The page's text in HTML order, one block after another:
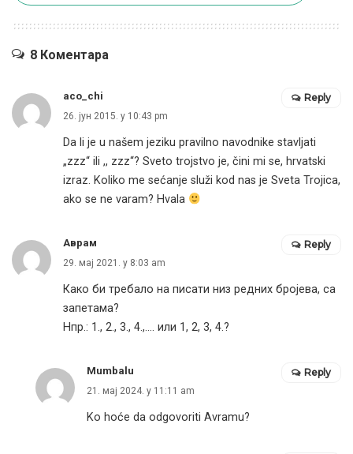
8 Коментара
aco_chi
26. јун 2015. у 10:43 pm
Da li je u našem jeziku pravilno navodnike stavljati
„zzz“ ili ,, zzz“? Sveto trojstvo je, čini mi se, hrvatski
izraz. Koliko me sećanje služi kod nas je Sveta Trojica,
ako se ne varam? Hvala
Reply
Аврам
29. мај 2021. у 8:03 am
Како би требало на писати низ редних бројева, са
запетама?
Нпр.: 1., 2., 3., 4.,…. или 1, 2, 3, 4.?
Reply
Mumbalu
21. мај 2024. у 11:11 am
Ko hoće da odgovoriti Avramu?
Reply